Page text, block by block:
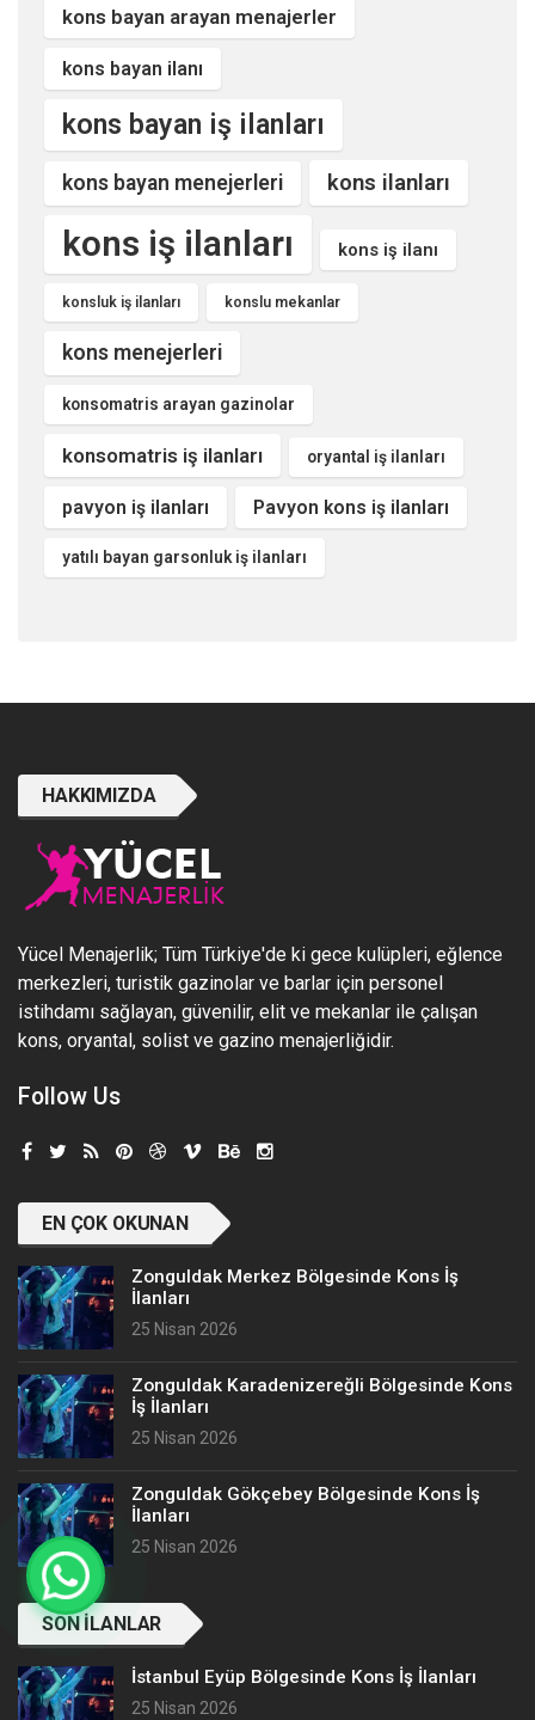
kons bayan arayan menajerler
kons bayan ilanı
kons bayan iş ilanları
kons bayan menejerleri kons ilanları
kons iş ilanları kons iş ilanı
konsluk iş ilanları konslu mekanlar
kons menejerleri
konsomatris arayan gazinolar
konsomatris iş ilanları oryantal iş ilanları
pavyon iş ilanları Pavyon kons iş ilanları
yatılı bayan garsonluk iş ilanları
HAKKIMIZDA
Yücel Menajerlik; Tüm Türkiye'de ki gece kulüpleri, eğlence
merkezleri, turistik gazinolar ve barlar için personel
istihdamı sağlayan, güvenilir, elit ve mekanlar ile çalışan
kons, oryantal, solist ve gazino menajerliğidir.
Follow Us
EN ÇOK OKUNAN
Zonguldak Merkez Bölgesinde Kons İş
İlanları
25 Nisan 2026
Zonguldak Karadenizereğli Bölgesinde Kons
İş İlanları
25 Nisan 2026
Zonguldak Gökçebey Bölgesinde Kons İş
İlanları
25 Nisan 2026
SON İLANLAR
İstanbul Eyüp Bölgesinde Kons İş İlanları
25 Nisan 2026